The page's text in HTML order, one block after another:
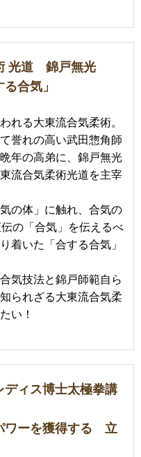
光道 錦戸無光
合気」
れる大東流合気柔術。
誉れの高い武田惣角師
年の高弟に、錦戸無光
流合気柔術光道を主宰
の体」に触れ、合気の
の「合気」を伝えるべ
着いた「合する合気」
気技法と錦戸師範自ら
られざる大東流合気柔
い！
ィス博士太極拳講
ワーを獲得する 立